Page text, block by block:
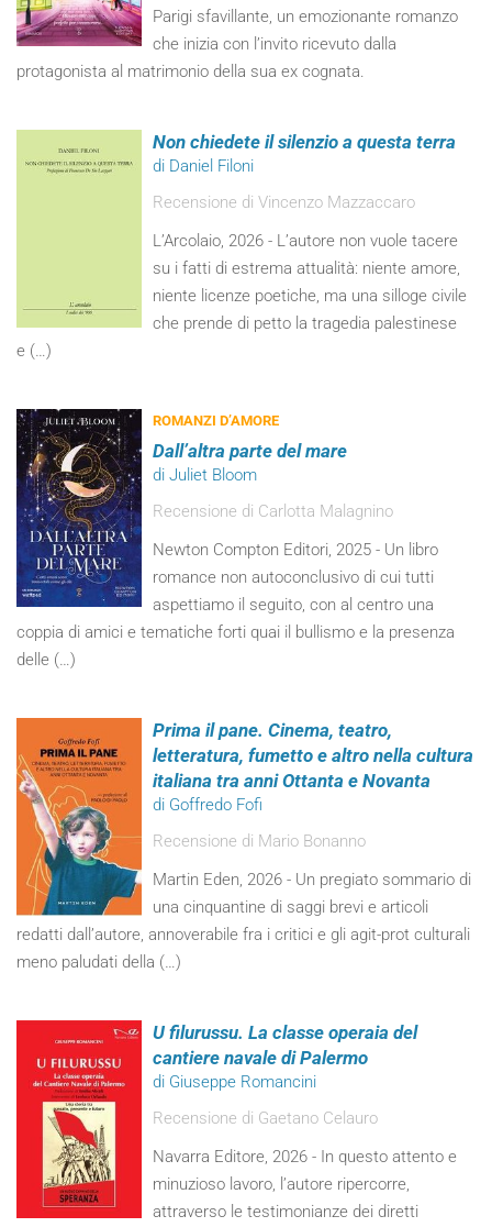
Parigi sfavillante, un emozionante romanzo
che inizia con l’invito ricevuto dalla
protagonista al matrimonio della sua ex cognata.
Non chiedete il silenzio a questa terra
di Daniel Filoni
Recensione di Vincenzo Mazzaccaro
L’Arcolaio, 2026 - L’autore non vuole tacere
su i fatti di estrema attualità: niente amore,
niente licenze poetiche, ma una silloge civile
che prende di petto la tragedia palestinese
e (…)
ROMANZI D’AMORE
Dall’altra parte del mare
di Juliet Bloom
Recensione di Carlotta Malagnino
Newton Compton Editori, 2025 - Un libro
romance non autoconclusivo di cui tutti
aspettiamo il seguito, con al centro una
coppia di amici e tematiche forti quai il bullismo e la presenza
delle (…)
Prima il pane. Cinema, teatro,
letteratura, fumetto e altro nella cultura
italiana tra anni Ottanta e Novanta
di Goffredo Fofi
Recensione di Mario Bonanno
Martin Eden, 2026 - Un pregiato sommario di
una cinquantine di saggi brevi e articoli
redatti dall’autore, annoverabile fra i critici e gli agit-prot culturali
meno paludati della (…)
U filurussu. La classe operaia del
cantiere navale di Palermo
di Giuseppe Romancini
Recensione di Gaetano Celauro
Navarra Editore, 2026 - In questo attento e
minuzioso lavoro, l’autore ripercorre,
attraverso le testimonianze dei diretti